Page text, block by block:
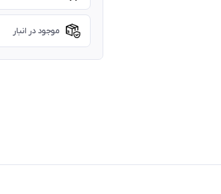
موجود در انبار